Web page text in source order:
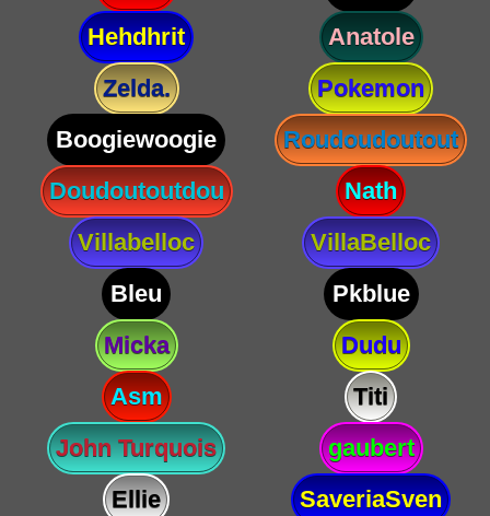
Hehdhrit
Anatole
Zelda.
Pokemon
Boogiewoogie
Roudoudoutout
Doudoutoutdou
Nath
Villabelloc
VillaBelloc
Bleu
Pkblue
Micka
Dudu
Asm
Titi
John Turquois
gaubert
Ellie
SaveriaSven